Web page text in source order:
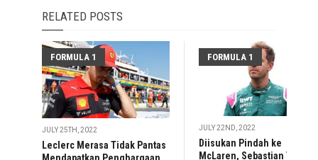
RELATED POSTS
FORMULA 1
JULY 25TH, 2022
Leclerc Merasa Tidak Pantas
Mendapatkan Penghargaan
FORMULA 1
JULY 22ND, 2022
Diisukan Pindah ke
McLaren, Sebastian Vettel: